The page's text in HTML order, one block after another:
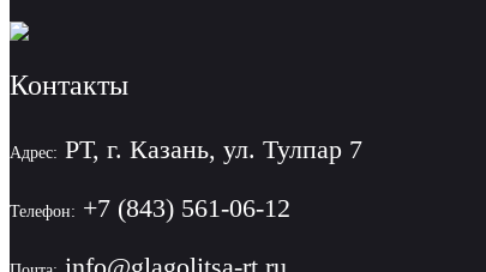
Контакты
Адрес: РТ, г. Казань, ул. Тулпар 7
Телефон: +7 (843) 561-06-12